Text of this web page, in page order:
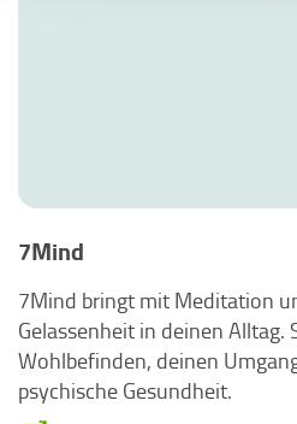
7Mind
7Mind bringt mit Meditation
Gelassenheit in deinen Alltag.
Wohlbefinden, deinen
psychische Gesundheit.